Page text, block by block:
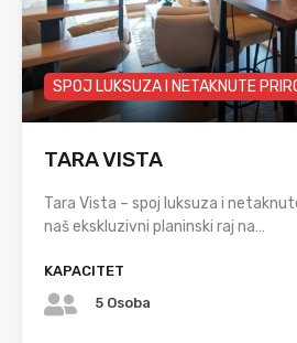
SPOJ LUKSUZA I NETAKNUTE
TARA VISTA
Tara Vista – spoj luksuza i
naš ekskluzivni planinski raj na…
KAPACITET
5 Osoba